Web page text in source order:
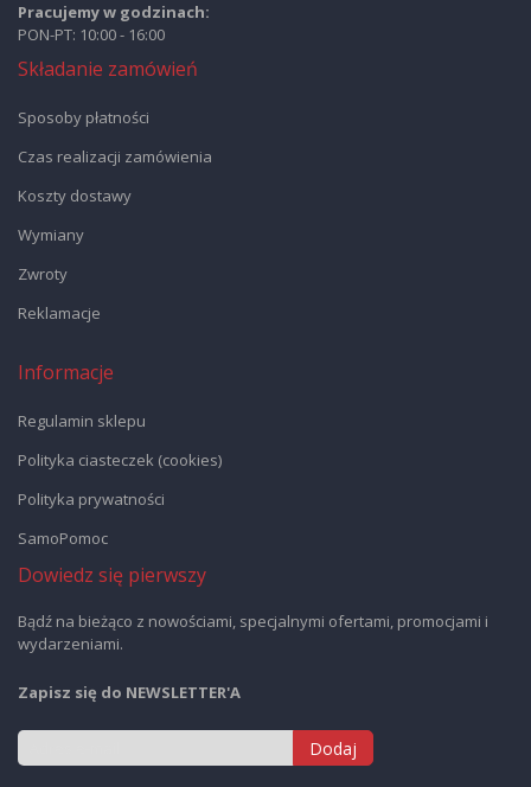
Pracujemy w godzinach:
PON-PT: 10:00 - 16:00
Składanie zamówień
Sposoby płatności
Czas realizacji zamówienia
Koszty dostawy
Wymiany
Zwroty
Reklamacje
Informacje
Regulamin sklepu
Polityka ciasteczek (cookies)
Polityka prywatności
SamoPomoc
Dowiedz się pierwszy
Bądź na bieżąco z nowościami, specjalnymi ofertami, promocjami i
wydarzeniami.
Zapisz się do NEWSLETTER'A
Dodaj